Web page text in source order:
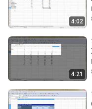
4:02
4:21